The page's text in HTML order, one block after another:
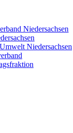
Niedersachsen
Niedersachsen